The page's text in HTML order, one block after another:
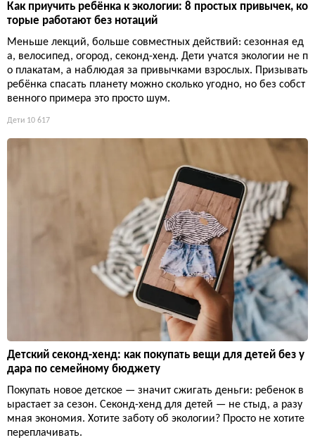
Как приучить ребёнка к экологии: 8 простых привычек, ко
торые работают без нотаций
Меньше лекций, больше совместных действий: сезонная ед
а, велосипед, огород, секонд-хенд. Дети учатся экологии не п
о плакатам, а наблюдая за привычками взрослых. Призывать
ребёнка спасать планету можно сколько угодно, но без собст
венного примера это просто шум.
Дети 10 617
Детский секонд-хенд: как покупать вещи для детей без у
дара по семейному бюджету
Покупать новое детское — значит сжигать деньги: ребенок в
ырастает за сезон. Секонд-хенд для детей — не стыд, а разу
мная экономия. Хотите заботу об экологии? Просто не хотите
переплачивать.